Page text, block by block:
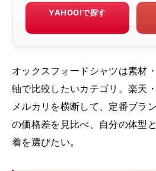
YAHOO!で探す
オックスフォードシャツは素材
軸で比較したいカテゴリ。楽天
メルカリを横断して、定番ブラ
の価格差を見比べ、自分の体型
着を選びたい。